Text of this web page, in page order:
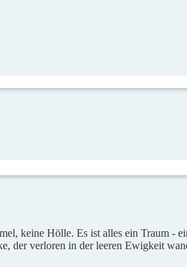
keine Hölle. Es ist alles ein Traum -
der verloren in der leeren Ewigkeit